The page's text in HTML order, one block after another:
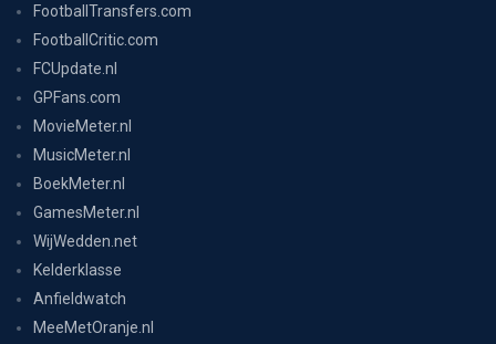
FootballTransfers.com
FootballCritic.com
FCUpdate.nl
GPFans.com
MovieMeter.nl
MusicMeter.nl
BoekMeter.nl
GamesMeter.nl
WijWedden.net
Kelderklasse
Anfieldwatch
MeeMetOranje.nl